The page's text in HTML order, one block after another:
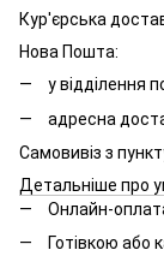
Кур'єрська
Нова Пошта:
у відділення
адресна
Самовивіз з
Детальніше про
Онлайн-
Готівкою або